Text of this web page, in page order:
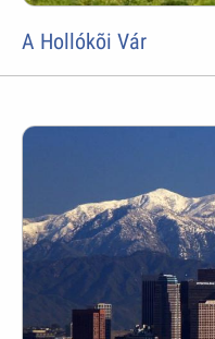
A Hollókõi Vár